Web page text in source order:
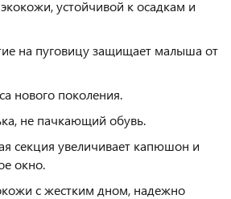
устойчивой к осадкам и
на пуговицу защищает малыша от
нового поколения.
не пачкающий обувь.
секция увеличивает капюшон и
окно.
с жестким дном, надежно